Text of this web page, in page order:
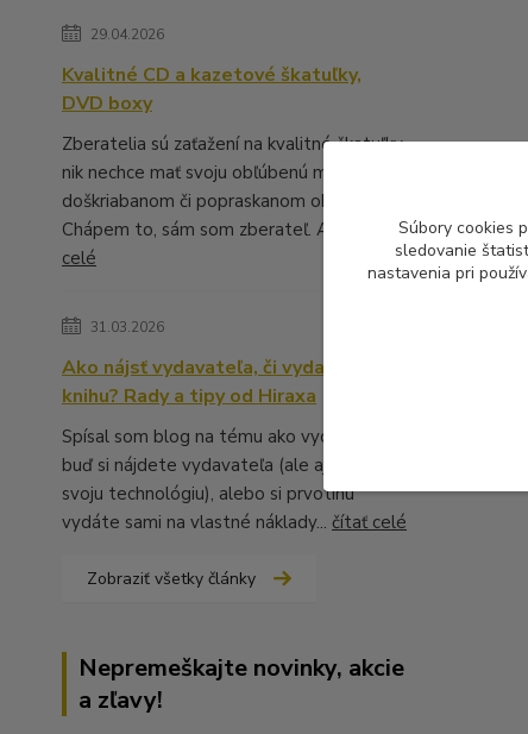
29.04.2026
Kvalitné CD a kazetové škatuľky,
DVD boxy
Zberatelia sú zaťažení na kvalitné škatuľky,
nik nechce mať svoju obľúbenú muziku v
doškriabanom či popraskanom obale.
Chápem to, sám som zberateľ. A ...
celé
31.03.2026
Ako nájsť vydavateľa, či vydať vlastnú
knihu? Rady a tipy od Hiraxa
Spísal som blog na tému ako vydať knihu -
buď si nájdete vydavateľa (ale aj to má
svoju technológiu), alebo si prvotinu
vydáte sami na vlastné náklady... čítať celé
Zobraziť všetky články
Nepremeškajte novinky, akcie
a zľavy!
Súbory cookies
sledovanie
nastavenia pri